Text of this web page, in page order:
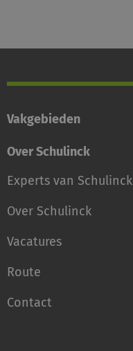
Vakgebieden
Over Schulinck
Experts van Schulinck
Over Schulinck
Vacatures
Route
Contact